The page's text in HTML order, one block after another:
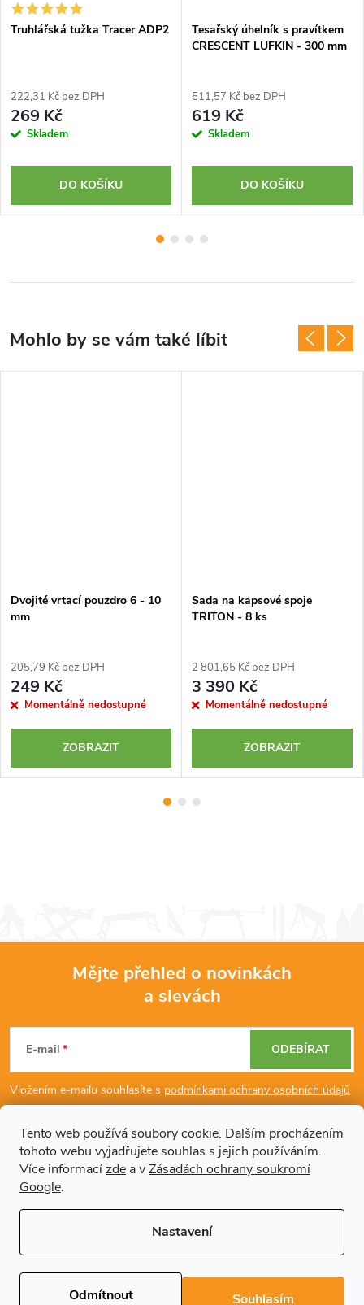
Tento web používá soubory cookie. Dalším procházením
tohoto webu vyjadřujete souhlas s jejich používáním.
Více informacízde a vZásadách ochrany soukromí
Google.
Nastavení
Odmítnout Souhlasím
Truhlářská tužka Tracer ADP2
222,31 Kč bez DPH
269 Kč
Skladem
DO KOŠÍKU
Tesařský úhelník s pravítkem
CRESCENT LUFKIN - 300 mm
511,57 Kč bez DPH
619 Kč
Skladem
DO KOŠÍKU
Dvojité vrtací pouzdro 6 - 10
mm
205,79 Kč bez DPH
249 Kč
Momentálně nedostupné
ZOBRAZIT
Sada na kapsové spoje
TRITON - 8 ks
2 801,65 Kč bez DPH
3 390 Kč
Momentálně nedostupné
ZOBRAZIT
p
Mějte přehled o novinkách
a slevách
E-mail
Vložením e-mailu souhlasíte s podmínkami ochrany osobních údajů
ODEBÍRAT
Dodatečné informace
cookies